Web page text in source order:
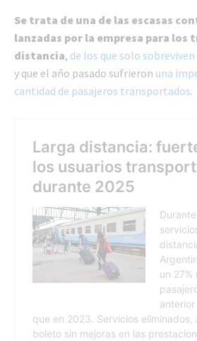
Se trata de una de las escasas
lanzadas por la empresa para los
distancia, de los que solo
y que el año pasado sufrieron una
cantidad de pasajeros transportados.